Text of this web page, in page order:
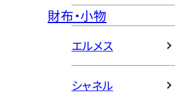
財布・小物
エルメス
シャネル